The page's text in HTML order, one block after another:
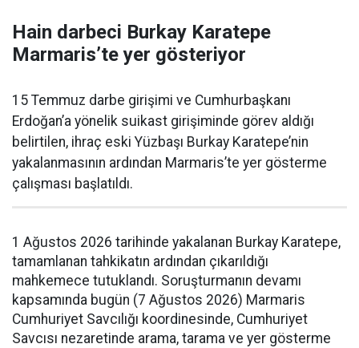
Hain darbeci Burkay Karatepe
Marmaris’te yer gösteriyor
15 Temmuz darbe girişimi ve Cumhurbaşkanı
Erdoğan’a yönelik suikast girişiminde görev aldığı
belirtilen, ihraç eski Yüzbaşı Burkay Karatepe’nin
yakalanmasının ardından Marmaris’te yer gösterme
çalışması başlatıldı.
1 Ağustos 2026 tarihinde yakalanan Burkay Karatepe,
tamamlanan tahkikatın ardından çıkarıldığı
mahkemece tutuklandı. Soruşturmanın devamı
kapsamında bugün (7 Ağustos 2026) Marmaris
Cumhuriyet Savcılığı koordinesinde, Cumhuriyet
Savcısı nezaretinde arama, tarama ve yer gösterme